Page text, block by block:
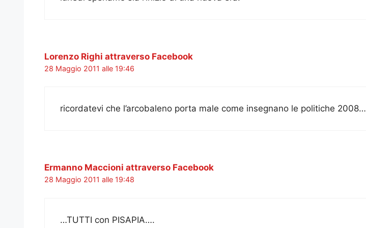
Lorenzo Righi attraverso Facebook
28 Maggio 2011 alle 19:46
ricordatevi che l’arcobaleno porta male come insegnano le politiche 2008…
Ermanno Maccioni attraverso Facebook
28 Maggio 2011 alle 19:48
…TUTTI con PISAPIA….